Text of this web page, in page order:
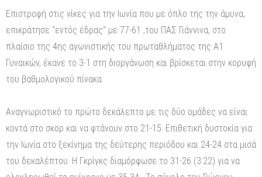
Επιστροφή στις νίκες για την Ιωνία που με όπλο της την άμυνα,
επικράτησε “εντός έδρας” με 77-61 ,του ΠΑΣ Γιάννινα, στο
πλαίσιο της 4ης αγωνιστικής του πρωταθλήματος της Α1
Γυναικών, έκανε το 3-1 στη διοργάνωση και βρίσκεται στην κορυφή
του βαθμολογικού πίνακα.
Αναγνωριστικό το πρώτο δεκάλεπτο με τις δύο ομάδες να είναι
κοντά στο σκορ και να φτάνουν στο 21-15. Επιθετική δυστοκία για
την Ιωνία στο ξεκίνημα της δεύτερης περιόδου και 24-24 στα μισά
του δεκαλέπτου. Η Γκρίγκς διαμόρφωσε το 31-26 (3:22) για να